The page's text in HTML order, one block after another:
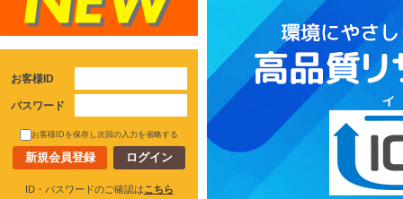
お客様ID
パスワード
お客様IDを保存し次回の入力を省略する
新規会員登録
ID・パスワードのご確認はこちら